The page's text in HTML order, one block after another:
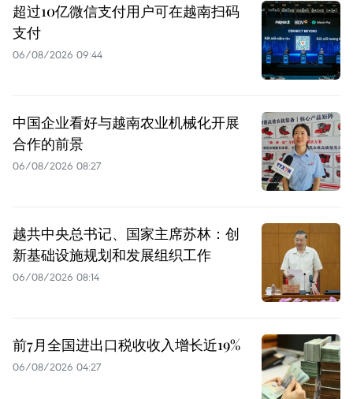
超过10亿微信支付用户可在越南扫码
支付
06/08/2026 09:44
中国企业看好与越南农业机械化开展
合作的前景
06/08/2026 08:27
越共中央总书记、国家主席苏林：创
新基础设施规划和发展组织工作
06/08/2026 08:14
前7月全国进出口税收收入增长近19%
06/08/2026 04:27